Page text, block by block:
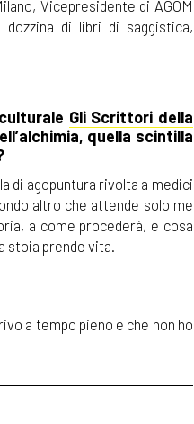
Vicepresidente di AGOM
dozzina di libri di saggistica,
Gli Scrittori della
quella scintilla
di agopuntura rivolta a medici
altro che attende solo me
a come procederà, e cosa
stoia prende vita.
a tempo pieno e che non ho